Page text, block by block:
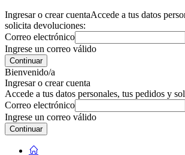
Ingresar o crear cuentaAccede a tus datos
solicita devoluciones:
Correo electrónico
Ingrese un correo válido
Continuar
Bienvenido/a
Ingresar o crear cuenta
Accede a tus datos personales, tus pedidos y
Correo electrónico
Ingrese un correo válido
Continuar